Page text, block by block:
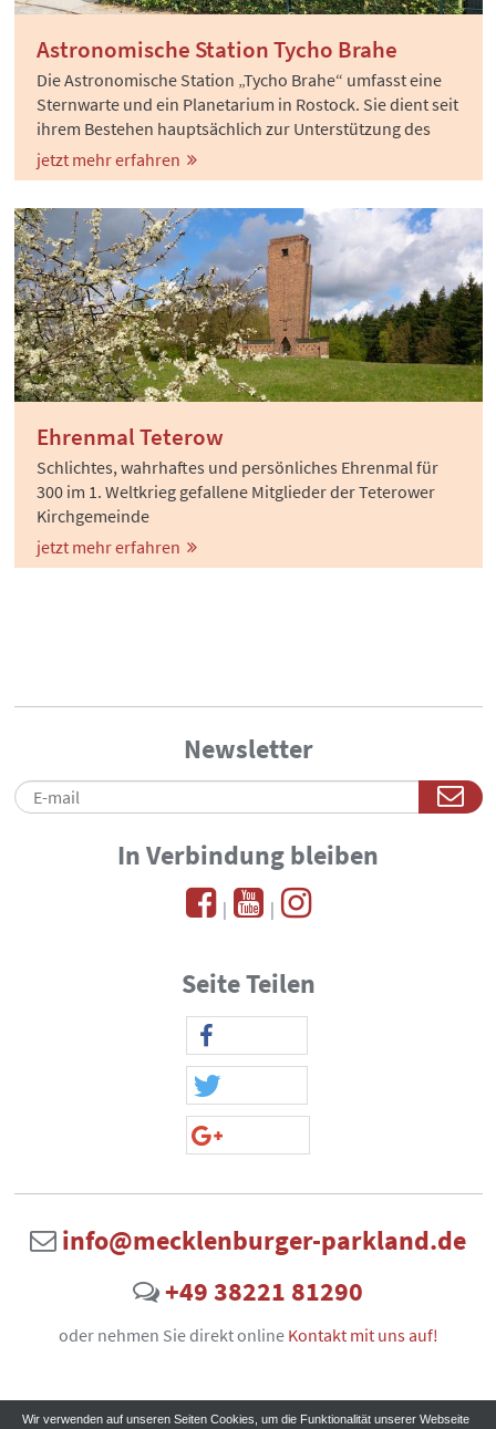
Astronomische Station Tycho Brahe
Die Astronomische Station „Tycho Brahe“ umfasst eine
Sternwarte und ein Planetarium in Rostock. Sie dient seit
ihrem Bestehen hauptsächlich zur Unterstützung des
Schulunterrichts.
jetzt mehr erfahren
Ehrenmal Teterow
Schlichtes, wahrhaftes und persönliches Ehrenmal für
300 im 1. Weltkrieg gefallene Mitglieder der Teterower
Kirchgemeinde
jetzt mehr erfahren
Newsletter
In Verbindung bleiben
| |
Seite Teilen
info@mecklenburger-parkland.de
+49 38221 81290
oder nehmen Sie direkt online Kontakt mit uns auf!
Wir verwenden auf unseren Seiten Cookies, um die Funktionalität unserer Webseite